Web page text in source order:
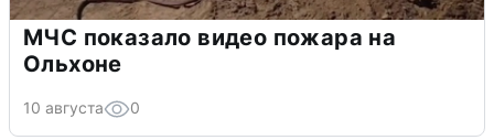
МЧС показало видео пожара на
Ольхоне
10 августа 0